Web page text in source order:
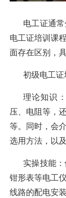
电工证通
电工证培训课
面存在区别，
初级电工证
理论知识
压、电阻等，
等。同时，会
选用方法，以
实操技能
钳形表等电工
线路的配电安